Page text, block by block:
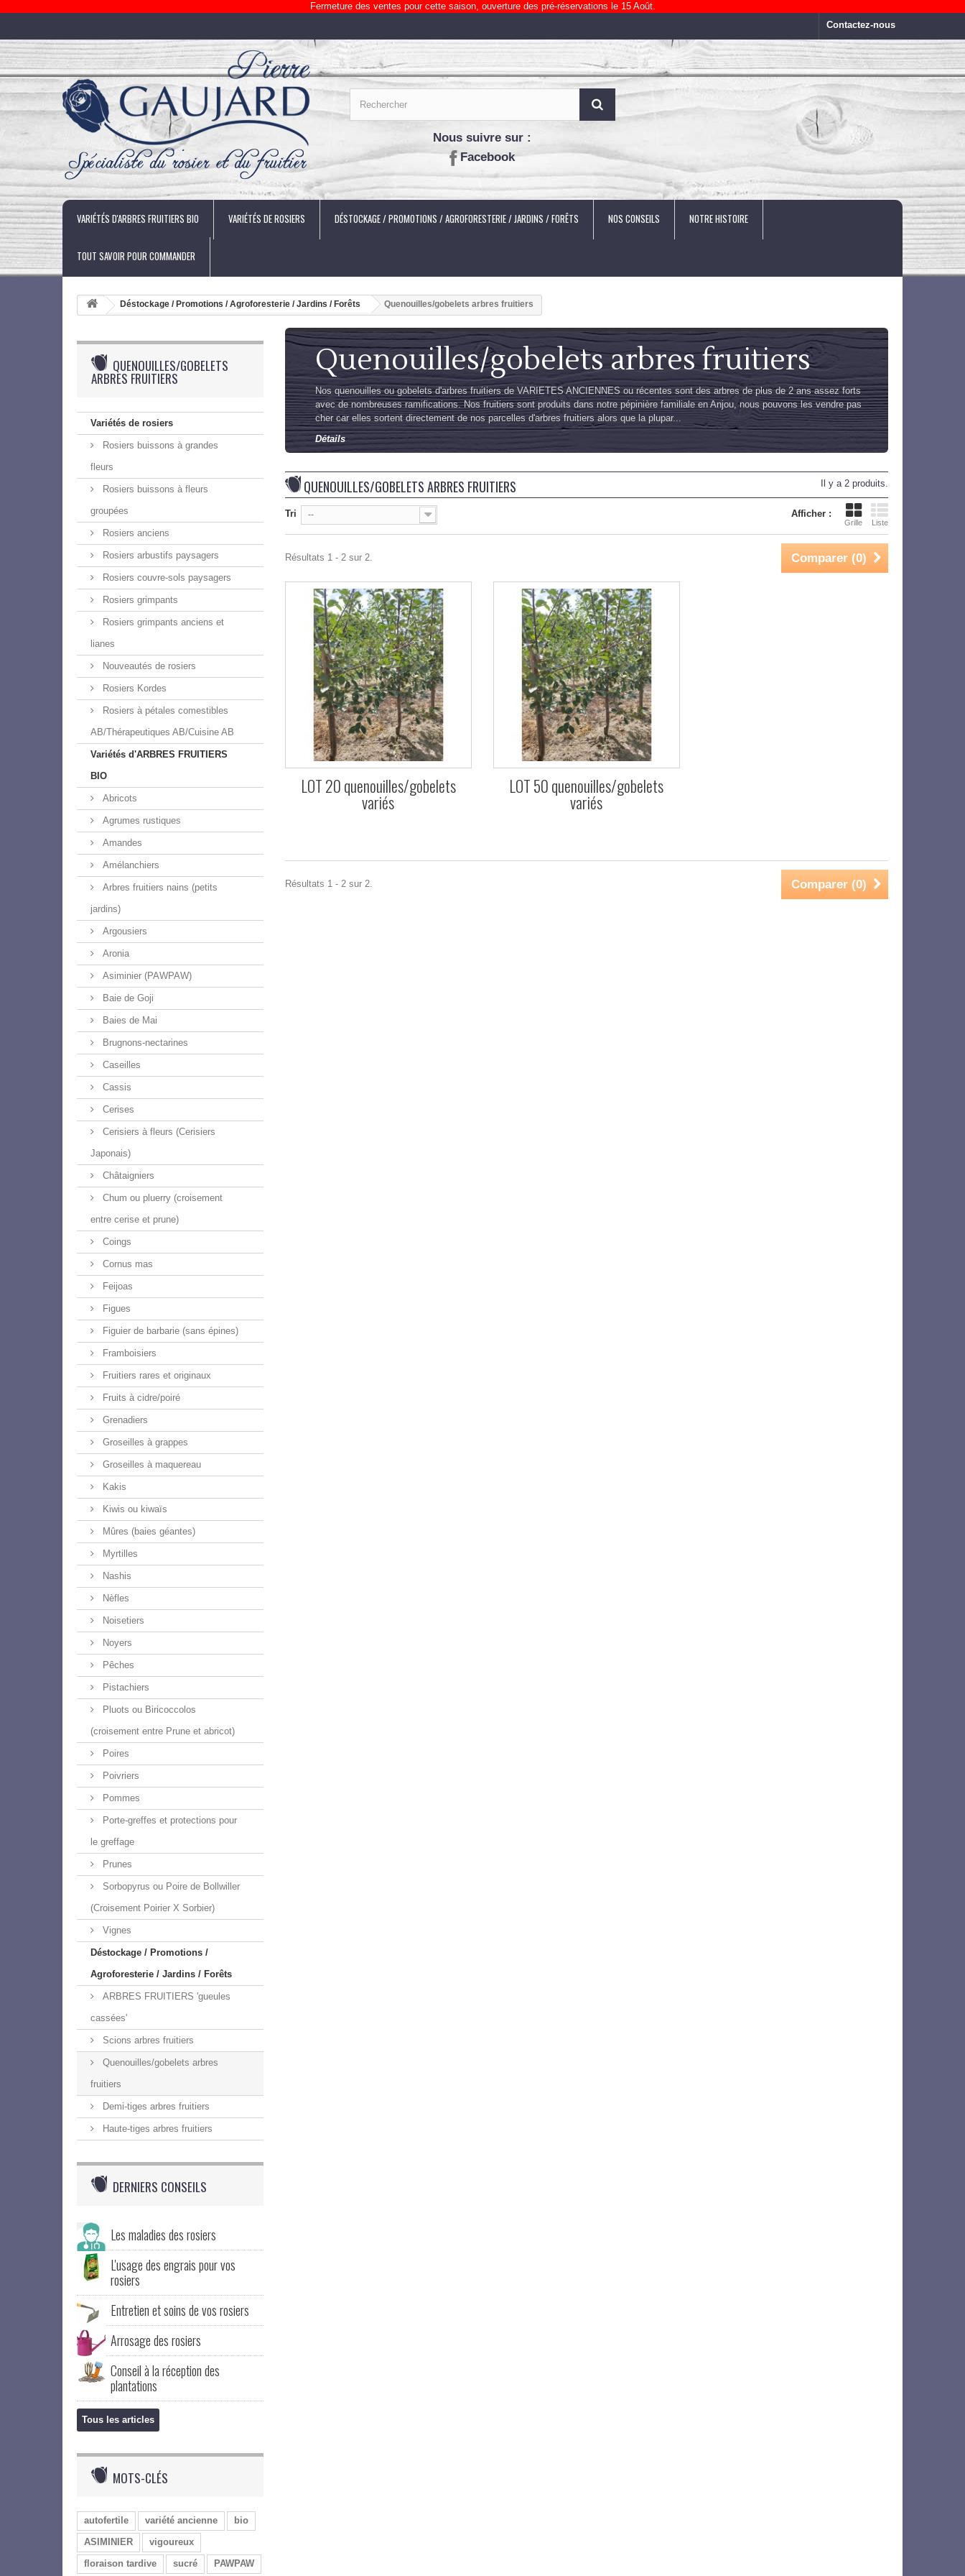
Fermeture des ventes pour cette saison, ouverture des pré-réservations le 15 Août.
Contactez-nous
Nous suivre sur :
Facebook
VARIÉTÉS D'ARBRES FRUITIERS BIO VARIÉTÉS DE ROSIERS DÉSTOCKAGE / PROMOTIONS / AGROFORESTERIE / JARDINS / FORÊTS NOS CONSEILS NOTRE HISTOIRE
TOUT SAVOIR POUR COMMANDER
Déstockage / Promotions / Agroforesterie / Jardins / Forêts Quenouilles/gobelets arbres fruitiers
QUENOUILLES/GOBELETS
ARBRES FRUITIERS
Variétés de rosiers
Rosiers buissons à grandes
fleurs
Rosiers buissons à fleurs
groupées
Rosiers anciens
Rosiers arbustifs paysagers
Rosiers couvre-sols paysagers
Rosiers grimpants
Rosiers grimpants anciens et
lianes
Nouveautés de rosiers
Rosiers Kordes
Rosiers à pétales comestibles
AB/Thérapeutiques AB/Cuisine AB
Variétés d'ARBRES FRUITIERS
BIO
Abricots
Agrumes rustiques
Amandes
Amélanchiers
Arbres fruitiers nains (petits
jardins)
Argousiers
Aronia
Asiminier (PAWPAW)
Baie de Goji
Baies de Mai
Brugnons-nectarines
Caseilles
Cassis
Cerises
Cerisiers à fleurs (Cerisiers
Japonais)
Châtaigniers
Chum ou pluerry (croisement
entre cerise et prune)
Coings
Cornus mas
Feijoas
Figues
Figuier de barbarie (sans épines)
Framboisiers
Fruitiers rares et originaux
Fruits à cidre/poiré
Grenadiers
Groseilles à grappes
Groseilles à maquereau
Kakis
Kiwis ou kiwaïs
Mûres (baies géantes)
Myrtilles
Nashis
Nèfles
Noisetiers
Noyers
Pêches
Pistachiers
Pluots ou Biricoccolos
(croisement entre Prune et abricot)
Poires
Poivriers
Pommes
Porte-greffes et protections pour
le greffage
Prunes
Sorbopyrus ou Poire de Bollwiller
(Croisement Poirier X Sorbier)
Vignes
Déstockage / Promotions /
Agroforesterie / Jardins / Forêts
ARBRES FRUITIERS 'gueules
cassées'
Scions arbres fruitiers
Quenouilles/gobelets arbres
fruitiers
Demi-tiges arbres fruitiers
Haute-tiges arbres fruitiers
DERNIERS CONSEILS
Les maladies des rosiers
L'usage des engrais pour vos
rosiers
Entretien et soins de vos rosiers
Arrosage des rosiers
Conseil à la réception des
plantations
Tous les articles
MOTS-CLÉS
autofertile variété ancienne
bio
ASIMINIER
vigoureux
floraison tardive
sucré PAWPAW
Quenouilles/gobelets arbres fruitiers
Nos quenouilles ou gobelets d'arbres fruitiers de VARIETES ANCIENNES ou récentes sont des arbres de plus de 2 ans assez forts
avec de nombreuses ramifications. Nos fruitiers sont produits dans notre pépinière familiale en Anjou, nous pouvons les vendre pas
cher car elles sortent directement de nos parcelles d'arbres fruitiers alors que la plupar...
Détails
QUENOUILLES/GOBELETS ARBRES FRUITIERS Il y a 2 produits.
Afficher :
Grille Liste
Tri --
Comparer (0)
Résultats 1 - 2 sur 2.
LOT 20 quenouilles/gobelets
variés
LOT 50 quenouilles/gobelets
variés
Comparer (0)
Résultats 1 - 2 sur 2.